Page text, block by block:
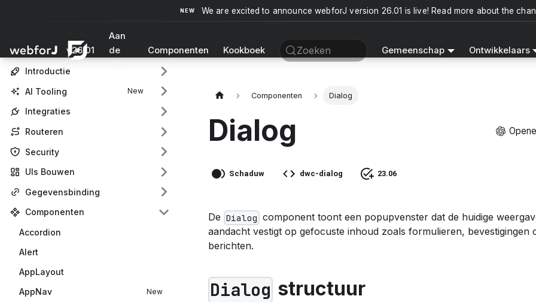
We are excited to announce webforJ version 26.01 is live! Read more about the
v26.01
Aan
de
Componenten Kookboek Zoeken Gemeenschap Ontwikkelaars
Introductie
AI Tooling
Integraties
Routeren
Security
UIs Bouwen
Gegevensbinding
Componenten
Accordion
Alert
AppLayout
AppNav
Componenten Dialog
Dialog
Schaduw dwc-dialog 23.06
De Dialog component toont een popupvenster dat de huidige
aandacht vestigt op gefocuste inhoud zoals formulieren, bevestigingen
berichten.
Dialog structuur